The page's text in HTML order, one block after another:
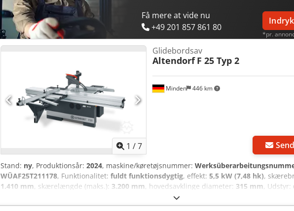
Få mere at vide nu
+49 201 857 861 80
*pr.
1 /7
Minden 446 km
Glidebordsav
Altendorf F 25 Typ 2
Stand: ny, Produktionsår: 2024, maskine/køretøjsnummer:
WÜAF25T211178, Funktionalitet: fuldt funktionsdygtig, effekt: 5,5 kW (7,48 hk),
1.410 mm, skærelængde (maks.): 3.200 mm, hovedsavklinge diameter: 315 mm, Udstyr:
F25 Grundudstyr - Manuel højde- og vippeindstilling af savklingen 0 – 46°, med digital
Driftseffekt 4 kW (5,5 HK) med én omdrejningshastighed, 4.200 o/min - Dobbeltsidet